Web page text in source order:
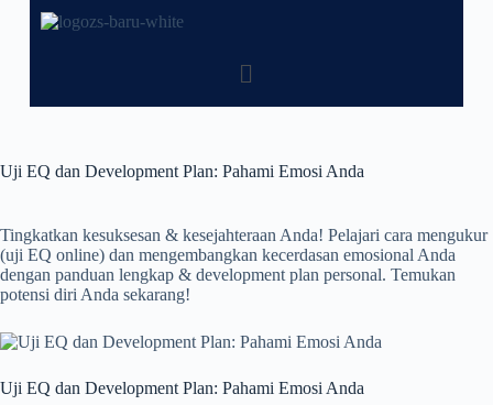
Uji EQ dan Development Plan: Pahami Emosi Anda
Tingkatkan kesuksesan & kesejahteraan Anda! Pelajari cara mengukur
(uji EQ online) dan mengembangkan kecerdasan emosional Anda
dengan panduan lengkap & development plan personal. Temukan
potensi diri Anda sekarang!
Uji EQ dan Development Plan: Pahami Emosi Anda